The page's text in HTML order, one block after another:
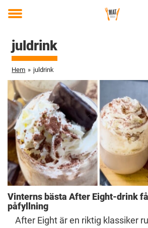
Toggle
juldrink
Hem » juldrink
Vinterns bästa After Eight-drink
påfyllning
After Eight är en riktig klassiker